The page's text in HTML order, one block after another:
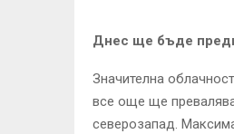
Днес ще бъде
Значителна
все още ще
северозапад.